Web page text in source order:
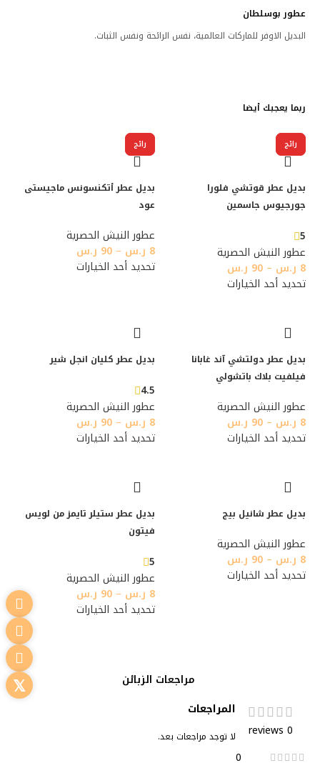
عطور بوسلطان
البديل الاوفر للماركات العالمية، نفس الرائحة ونفس الثبات.
ربما يعجبك أيضا
بديل عطر قوتشي فلورا
جورجيوس جاسمين
5
عطور النيش الحصرية
8 ر.س –
90 ر.س
تحديد أحد الخيارات
بديل عطر أتكنسونس ماجيستى
عود
عطور النيش الحصرية
8 ر.س –
90 ر.س
تحديد أحد الخيارات
رائج
بديل عطر دولتشي آند غابانا
فيلفيت بلاك باتشولي
عطور النيش الحصرية
8 ر.س –
90 ر.س
تحديد أحد الخيارات
رائج
بديل عطر كليان انجل شير
4.5
عطور النيش الحصرية
8 ر.س –
90 ر.س
تحديد أحد الخيارات
رائج
بديل عطر شانيل بيج
عطور النيش الحصرية
8 ر.س –
90 ر.س
تحديد أحد الخيارات
رائج
بديل عطر ستيلر تايمز من لويس
فيتون
5
عطور النيش الحصرية
8 ر.س –
90 ر.س
تحديد أحد الخيارات
مراجعات الزبائن
0 reviews
0
المراجعات
لا توجد مراجعات بعد.